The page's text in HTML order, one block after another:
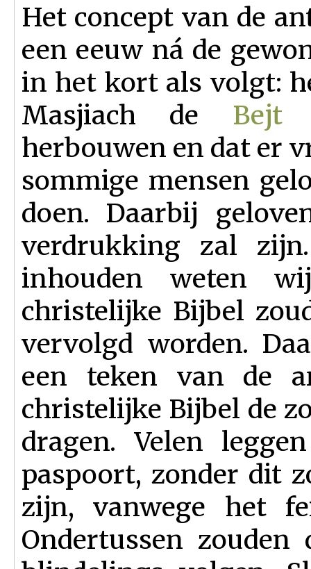
Het concept van de
een eeuw ná de
in het kort als volgt:
Masjiach de Bejt
herbouwen en dat er
sommige mensen
doen. Daarbij
verdrukking zal
inhouden weten
christelijke Bijbel
vervolgd worden.
een teken van de
christelijke Bijbel de
dragen. Velen
paspoort, zonder dit
zijn, vanwege het
Ondertussen